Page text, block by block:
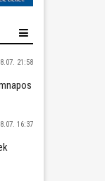
21:58
16:37